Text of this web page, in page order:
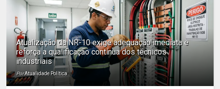
Atualização da NR-10 exige adequação imediata e
reforça a qualificação contínua dos técnicos
industriais
PorAtualidade Política